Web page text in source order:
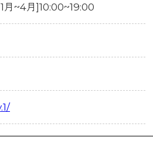
月~4月]10:00~19:00